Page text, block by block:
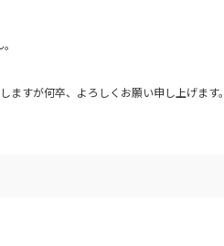
すが何卒、よろしくお願い申し上げます。